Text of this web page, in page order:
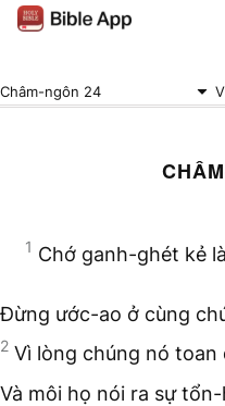
Châm-ngôn 24
1 Chớ ganh-ghét kẻ
Đừng ước-ao ở cùng
2 Vì lòng chúng nó toan
Và môi họ nói ra sự tổn-